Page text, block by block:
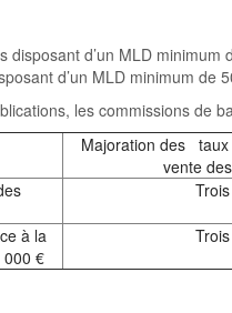
disposant d’un MLD minimum
d’un MLD minimum de
les commissions de
Majoration des taux
vente
à la
000 €